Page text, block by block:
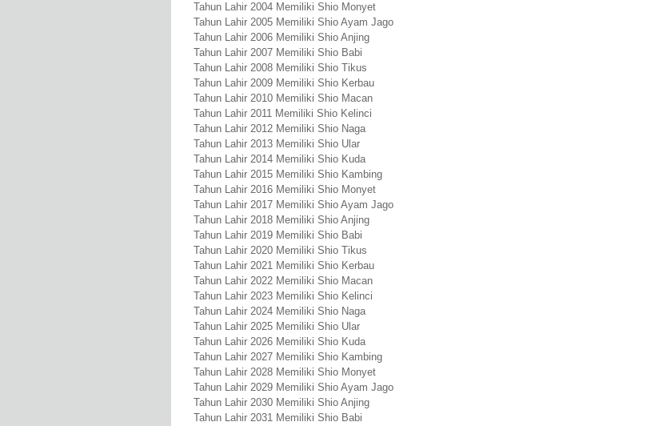
Tahun Lahir 2004 Memiliki Shio Monyet
Tahun Lahir 2005 Memiliki Shio Ayam Jago
Tahun Lahir 2006 Memiliki Shio Anjing
Tahun Lahir 2007 Memiliki Shio Babi
Tahun Lahir 2008 Memiliki Shio Tikus
Tahun Lahir 2009 Memiliki Shio Kerbau
Tahun Lahir 2010 Memiliki Shio Macan
Tahun Lahir 2011 Memiliki Shio Kelinci
Tahun Lahir 2012 Memiliki Shio Naga
Tahun Lahir 2013 Memiliki Shio Ular
Tahun Lahir 2014 Memiliki Shio Kuda
Tahun Lahir 2015 Memiliki Shio Kambing
Tahun Lahir 2016 Memiliki Shio Monyet
Tahun Lahir 2017 Memiliki Shio Ayam Jago
Tahun Lahir 2018 Memiliki Shio Anjing
Tahun Lahir 2019 Memiliki Shio Babi
Tahun Lahir 2020 Memiliki Shio Tikus
Tahun Lahir 2021 Memiliki Shio Kerbau
Tahun Lahir 2022 Memiliki Shio Macan
Tahun Lahir 2023 Memiliki Shio Kelinci
Tahun Lahir 2024 Memiliki Shio Naga
Tahun Lahir 2025 Memiliki Shio Ular
Tahun Lahir 2026 Memiliki Shio Kuda
Tahun Lahir 2027 Memiliki Shio Kambing
Tahun Lahir 2028 Memiliki Shio Monyet
Tahun Lahir 2029 Memiliki Shio Ayam Jago
Tahun Lahir 2030 Memiliki Shio Anjing
Tahun Lahir 2031 Memiliki Shio Babi